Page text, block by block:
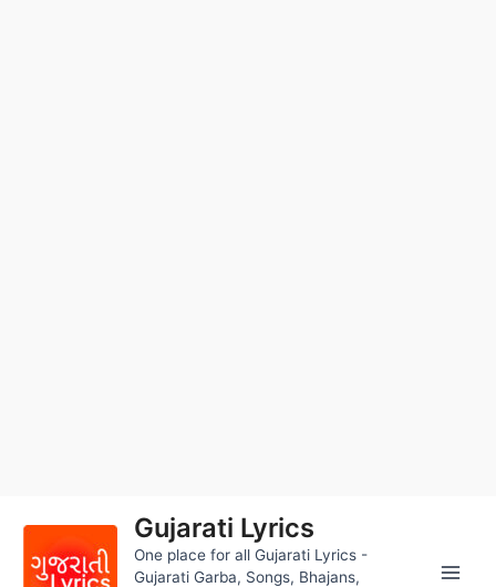
content
Gujarati Lyrics
One place for all Gujarati Lyrics -
Gujarati Garba, Songs, Bhajans,